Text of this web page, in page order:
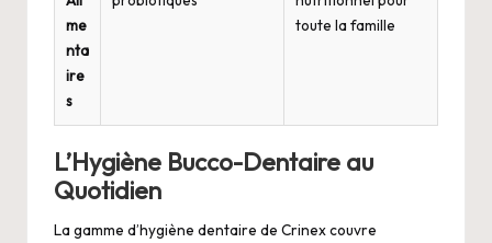
me
nta
ire
s
toute la famille
L’Hygiène Bucco-Dentaire au
Quotidien
La gamme d’hygiène dentaire de Crinex couvre